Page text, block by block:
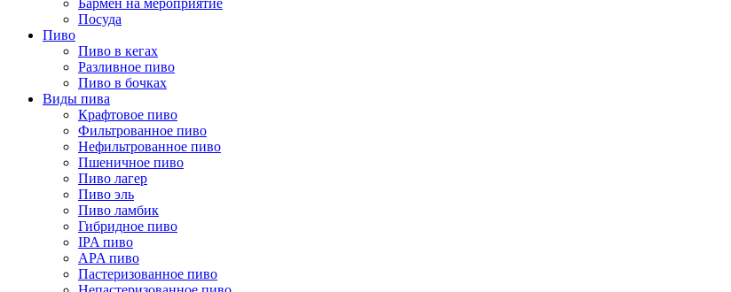
Бармен на мероприятие
Посуда
Пиво
Пиво в кегах
Разливное пиво
Пиво в бочках
Виды пива
Крафтовое пиво
Фильтрованное пиво
Нефильтрованное пиво
Пшеничное пиво
Пиво лагер
Пиво эль
Пиво ламбик
Гибридное пиво
IPA пиво
APA пиво
Пастеризованное пиво